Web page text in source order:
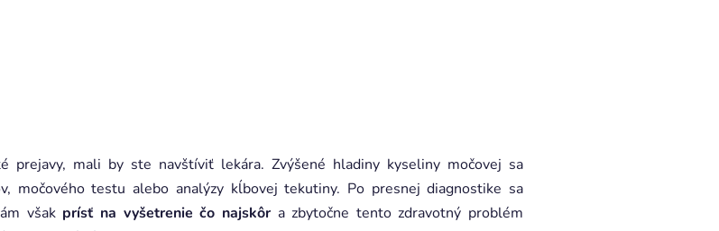
prejavy, mali by ste navštíviť lekára. Zvýšené hladiny kyseliny močovej sa
močového testu alebo analýzy kĺbovej tekutiny. Po presnej diagnostike sa
však prísť na vyšetrenie čo najskôra zbytočne tento zdravotný problém